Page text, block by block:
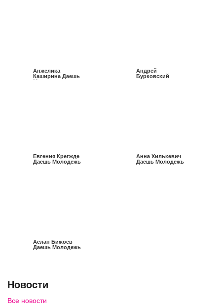
Анжелика
Каширина Даешь
Молодежь
Андрей
Бурковский
Евгения Крегжде
Даешь Молодежь
Анна Хилькевич
Даешь Молодежь
Аслан Бижоев
Даешь Молодежь
Новости
Все новости